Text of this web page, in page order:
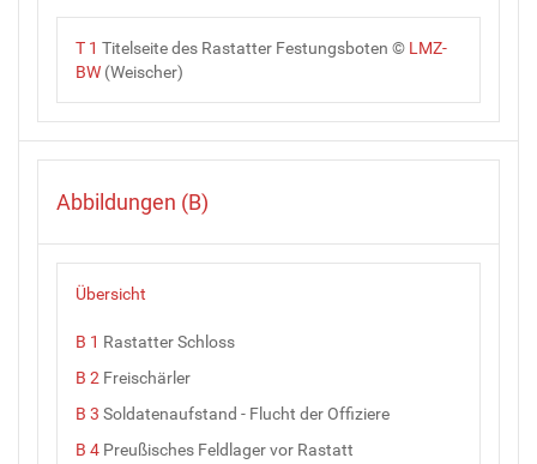
T 1 Titelseite des Rastatter Festungsboten © LMZ-
BW (Weischer)
Abbildungen (B)
Übersicht
B 1 Rastatter Schloss
B 2 Freischärler
B 3 Soldatenaufstand - Flucht der Offiziere
B 4 Preußisches Feldlager vor Rastatt